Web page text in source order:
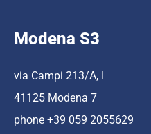
Modena S3
via Campi 213/A, I
41125 Modena 7
phone +39 059 2055629